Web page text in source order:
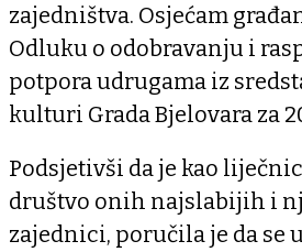
zajedništva. Osjećam
Odluku o odobravanju i
potpora udrugama iz
kulturi Grada Bjelovara za
Podsjetivši da je kao
društvo onih najslabijih i
zajednici, poručila je da se